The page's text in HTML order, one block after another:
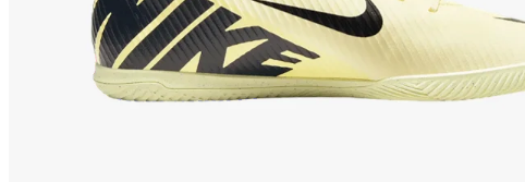
F.C. Barcelona
Real Madrid